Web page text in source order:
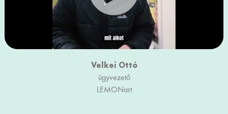
Velkei Ottó
ügyvezető
LEMONart